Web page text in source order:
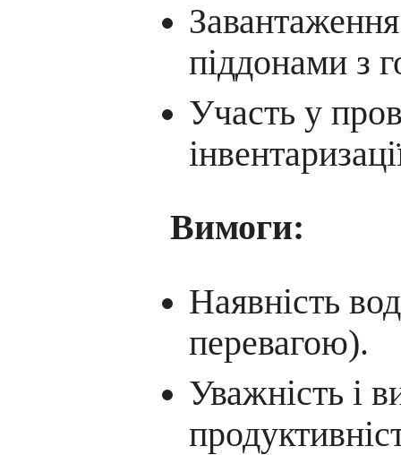
піддонами з
Участь у
Вимоги:
Наявність
перевагою).
Уважність і